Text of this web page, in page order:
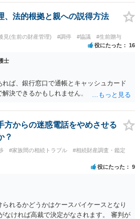
事実や考慮してほしい事情に関連して
れば、主張書面とは別で提出できます。も
ないような資料がある場合、「非開示の希
出することも考えられます。 ご質問：書
が良い事 回答： お姉さんが申立書の「申
いている遺産の分け方に対して意見があれ
です。 次に「申立ての理由」のところに、
例えば、あかささんと話合いが出来ない／
た方・あかささん・お姉さん間の事情やい
思うので、あかささんから見てそれは違
あかささんが重要だと考える事情があれば
んは亡くなった方からお金を援助してもら
る)いきさつを沢山盛り込むことだと考えま
することに留める方が、裁判所や調停委員
、法的根拠と親への説得方法
見(生前の財産管理) #調停 #協議 #生前贈与
役にたった 16
士
ば、銀行窓口で通帳とキャッシュカード
決できるかもしれません。
方からの迷惑電話をやめさせる
？
#家族間の相続トラブル
#相続財産調査・鑑定
役にたった 9
れるかどうかはケースバイケースとなり
なければ高裁で決定がなされます。 審判が